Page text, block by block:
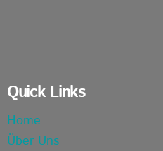
Quick Links
Home
Über Uns